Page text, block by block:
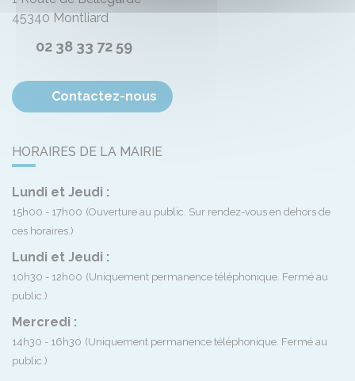
45340 Montliard
02 38 33 72 59
Contactez-nous
HORAIRES DE LA MAIRIE
Lundi et Jeudi :
15h00 - 17h00 (Ouverture au public. Sur rendez-vous en dehors de
ces horaires.)
Lundi et Jeudi :
10h30 - 12h00 (Uniquement permanence téléphonique. Fermé au
public.)
Mercredi :
14h30 - 16h30 (Uniquement permanence téléphonique. Fermé au
public.)